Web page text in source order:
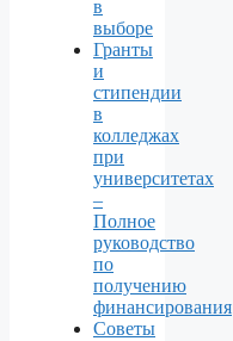
в
выборе
Гранты
и
стипендии
в
колледжах
при
университетах
–
Полное
руководство
по
получению
финансирования
Советы